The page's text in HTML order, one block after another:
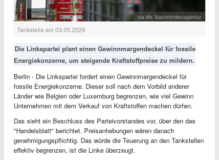
via dts Nachrichtenagentur
Tankstelle am 03.05.2026
Die Linkspartei plant einen Gewinnmargendeckel für fossile
Energiekonzerne, um steigende Kraftstoffpreise zu mildern.
Berlin - Die Linkspartei fordert einen Gewinnmargendeckel für
fossile Energiekonzerne. Dieser soll nach dem Vorbild anderer
Länder wie Belgien oder Luxemburg begrenzen, wie viel Gewinn
Unternehmen mit dem Verkauf von Kraftstoffen machen dürfen.
Das sieht ein Beschluss des Parteivorstandes vor, über den das
"Handelsblatt" berichtet. Preisanhebungen wären danach
genehmigungspflichtig. Das würde die Teuerung an den Tankstellen
effektiv begrenzen, ist die Linke überzeugt.